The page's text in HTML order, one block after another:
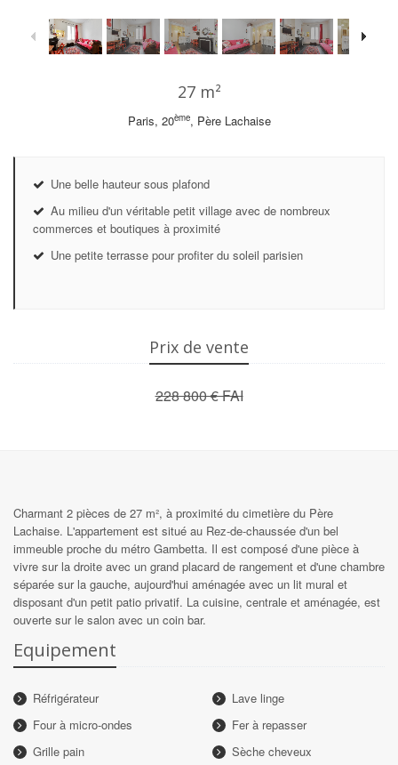
27 m²
Paris, 20ème, Père Lachaise
Une belle hauteur sous plafond
Au milieu d'un véritable petit village avec de nombreux
commerces et boutiques à proximité
Une petite terrasse pour profiter du soleil parisien
Prix de vente
228 800 € FAI
Charmant 2 pièces de 27 m², à proximité du cimetière du Père
Lachaise. L'appartement est situé au Rez-de-chaussée d'un bel
immeuble proche du métro Gambetta. Il est composé d'une pièce à
vivre sur la droite avec un grand placard de rangement et d'une chambre
séparée sur la gauche, aujourd'hui aménagée avec un lit mural et
disposant d'un petit patio privatif. La cuisine, centrale et aménagée, est
ouverte sur le salon avec un coin bar.
Equipement
Réfrigérateur
Four à micro-ondes
Grille pain
Lave linge
Fer à repasser
Sèche cheveux